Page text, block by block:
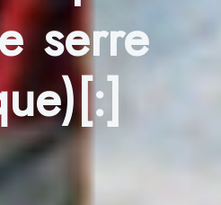
serre